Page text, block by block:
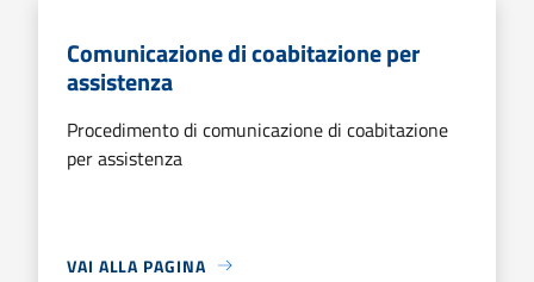
Comunicazione di coabitazione per
assistenza
Procedimento di comunicazione di coabitazione
per assistenza
VAI ALLA PAGINA